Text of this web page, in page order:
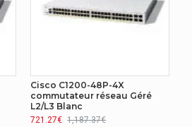
Cisco C1200-48P-4X
commutateur réseau Géré
L2/L3 Blanc
721.27€ 1,187.37€